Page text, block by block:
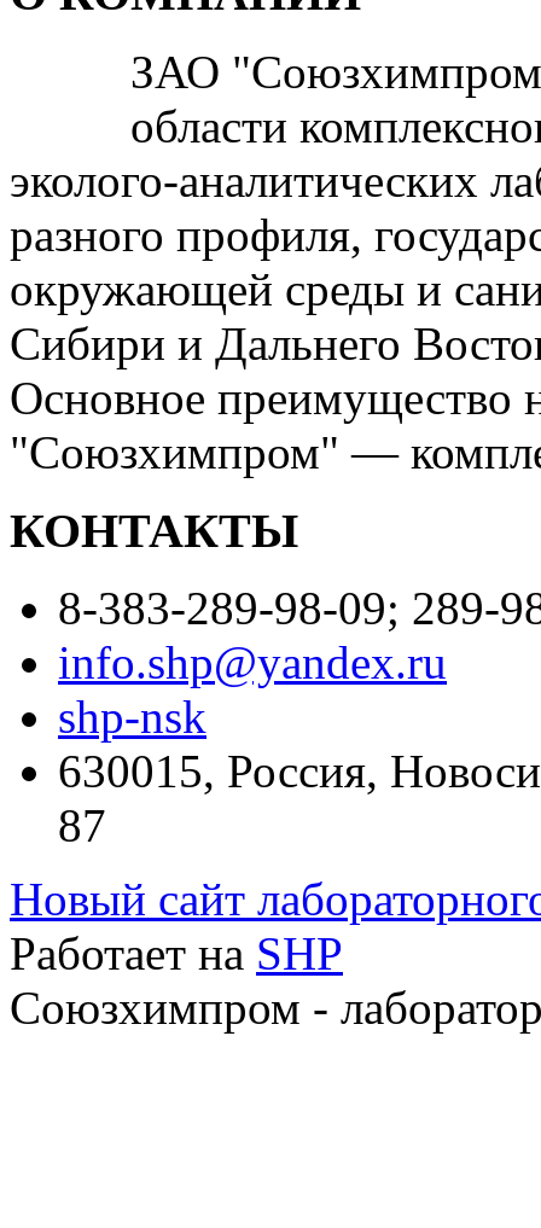
ЗАО "Союзхимпром"
области
эколого-аналитических
разного профиля,
окружающей среды и
Сибири и Дальнего
Основное преимущество
"Союзхимпром" —
КОНТАКТЫ
8-383-289-98-09; 289-
info.shp@yandex.ru
shp-nsk
630015, Россия,
87
Новый сайт
Работает на SHP
Союзхимпром -